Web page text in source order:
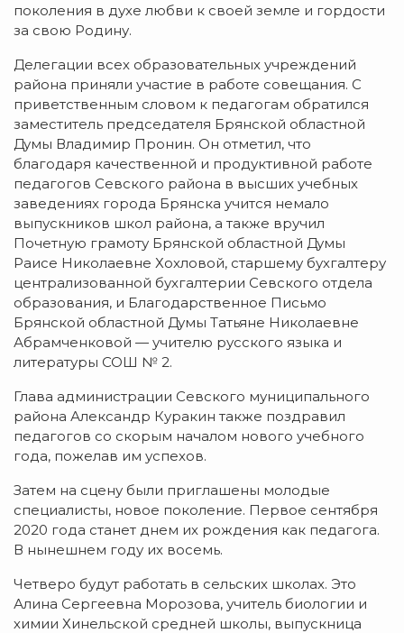
поколения в духе любви к своей земле и гордости
за свою Родину.
Делегации всех образовательных учреждений
района приняли участие в работе совещания. С
приветственным словом к педагогам обратился
заместитель председателя Брянской областной
Думы Владимир Пронин. Он отметил, что
благодаря качественной и продуктивной работе
педагогов Севского района в высших учебных
заведениях города Брянска учится немало
выпускников школ района, а также вручил
Почетную грамоту Брянской областной Думы
Раисе Николаевне Хохловой, старшему бухгалтеру
централизованной бухгалтерии Севского отдела
образования, и Благодарственное Письмо
Брянской областной Думы Татьяне Николаевне
Абрамченковой — учителю русского языка и
литературы СОШ № 2.
Глава администрации Севского муниципального
района Александр Куракин также поздравил
педагогов со скорым началом нового учебного
года, пожелав им успехов.
Затем на сцену были приглашены молодые
специалисты, новое поколение. Первое сентября
2020 года станет днем их рождения как педагога.
В нынешнем году их восемь.
Четверо будут работать в сельских школах. Это
Алина Сергеевна Морозова, учитель биологии и
химии Хинельской средней школы, выпускница